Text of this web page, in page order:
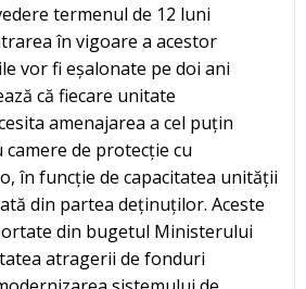
termenul de 12 luni
în vigoare a acestor
vor fi eșalonate pe doi ani
că fiecare unitate
amenajarea a cel puțin
de protecție cu
în funcție de capacitatea unității
din partea deținuților. Aceste
din bugetul Ministerului
atragerii de fonduri